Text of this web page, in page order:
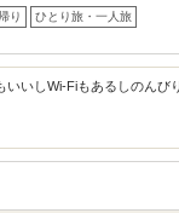
り ひとり旅・一人旅
いいしWi-Fiもあるしのんび